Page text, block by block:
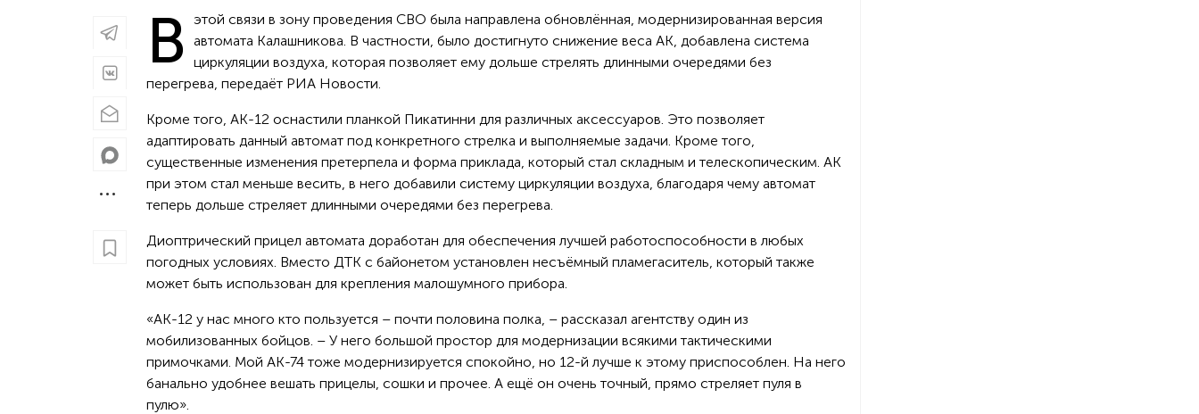
В
этой связи в зону проведения СВО была направлена обновлённая, модернизированная версия
автомата Калашникова. В частности, было достигнуто снижение веса АК, добавлена система
циркуляции воздуха, которая позволяет ему дольше стрелять длинными очередями без
перегрева, передаёт РИА Новости.
Кроме того, АК-12 оснастили планкой Пикатинни для различных аксессуаров. Это позволяет
адаптировать данный автомат под конкретного стрелка и выполняемые задачи. Кроме того,
существенные изменения претерпела и форма приклада, который стал складным и телескопическим. АК
при этом стал меньше весить, в него добавили систему циркуляции воздуха, благодаря чему автомат
теперь дольше стреляет длинными очередями без перегрева.
Диоптрический прицел автомата доработан для обеспечения лучшей работоспособности в любых
погодных условиях. Вместо ДТК с байонетом установлен несъёмный пламегаситель, который также
может быть использован для крепления малошумного прибора.
«АК-12 у нас много кто пользуется – почти половина полка, – рассказал агентству один из
мобилизованных бойцов. – У него большой простор для модернизации всякими тактическими
примочками. Мой АК-74 тоже модернизируется спокойно, но 12-й лучше к этому приспособлен. На него
банально удобнее вешать прицелы, сошки и прочее. А ещё он очень точный, прямо стреляет пуля в
пулю».